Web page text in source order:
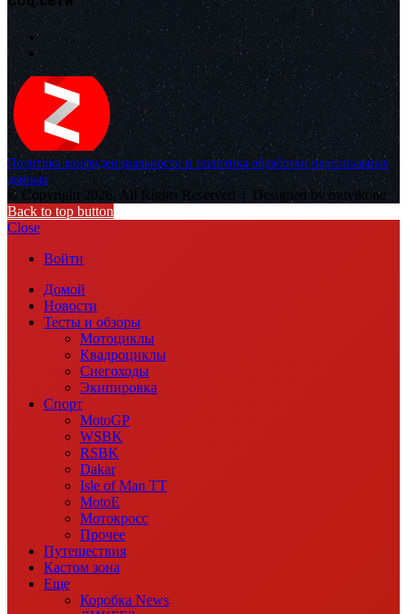
Политика конфиденциальности и политика обработки персональных
данных
© Copyright 2026, All Rights Reserved |
Designed by muvikone
Back to top button
Close
Войти
Домой
Новости
Тесты и обзоры
Мотоциклы
Квадроциклы
Снегоходы
Экипировка
Спорт
MotoGP
WSBK
RSBK
Dakar
Isle of Man TT
MotoE
Мотокросс
Прочее
Путешествия
Кастом зона
Еще
Коробка News